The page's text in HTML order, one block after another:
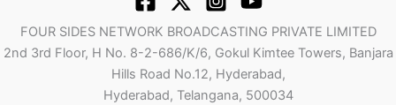
FOUR SIDES NETWORK BROADCASTING PRIVATE LIMITED
2nd 3rd Floor, H No. 8-2-686/K/6, Gokul Kimtee Towers, Banjara
Hills Road No.12, Hyderabad,
Hyderabad, Telangana, 500034